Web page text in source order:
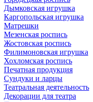
Дымковская игрушка
Каргопольская игрушка
Матрешки
Мезенская роспись
Жостовская роспись
Филимоновская игрушка
Хохломская роспись
Печатная продукция
Сундуки и ларцы
Театральная деятельность
Декорации для театра